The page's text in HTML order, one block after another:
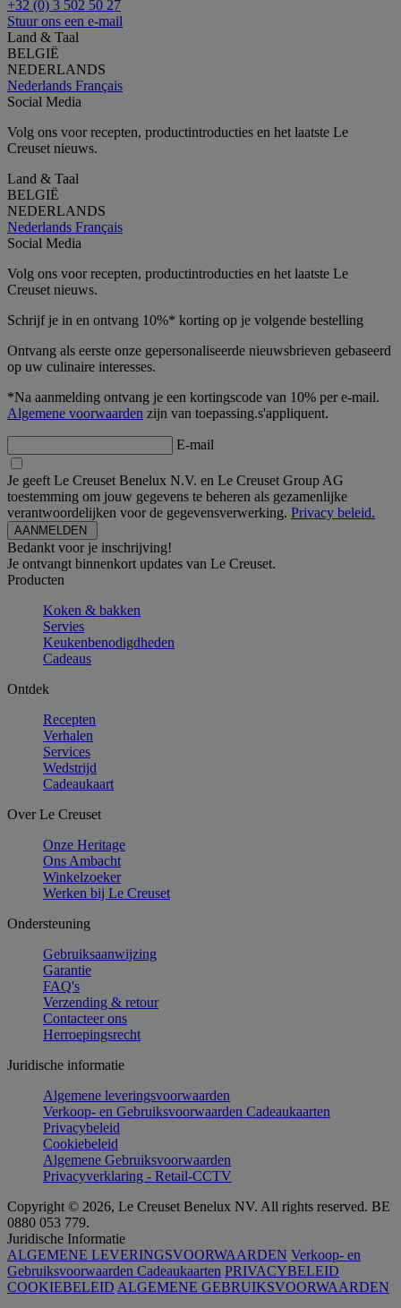
+32 (0) 3 502 50 27
Stuur ons een e-mail
Land & Taal
BELGIË
NEDERLANDS
Nederlands Français
Social Media
Volg ons voor recepten, productintroducties en het laatste Le
Creuset nieuws.
Land & Taal
BELGIË
NEDERLANDS
Nederlands Français
Social Media
Volg ons voor recepten, productintroducties en het laatste Le
Creuset nieuws.
Schrijf je in en ontvang 10%* korting op je volgende bestelling
Ontvang als eerste onze gepersonaliseerde nieuwsbrieven gebaseerd
op uw culinaire interesses.
*Na aanmelding ontvang je een kortingscode van 10% per e-mail.
Algemene voorwaarden zijn van toepassing.s'appliquent.
E-mail
Je geeft Le Creuset Benelux N.V. en Le Creuset Group AG
toestemming om jouw gegevens te beheren als gezamenlijke
verantwoordelijken voor de gegevensverwerking. Privacy beleid.
Bedankt voor je inschrijving!
Je ontvangt binnenkort updates van Le Creuset.
Producten
Koken & bakken
Servies
Keukenbenodigdheden
Cadeaus
Ontdek
Recepten
Verhalen
Services
Wedstrijd
Cadeaukaart
Over Le Creuset
Onze Heritage
Ons Ambacht
Winkelzoeker
Werken bij Le Creuset
Ondersteuning
Gebruiksaanwijzing
Garantie
FAQ's
Verzending & retour
Contacteer ons
Herroepingsrecht
Juridische informatie
Algemene leveringsvoorwaarden
Verkoop- en Gebruiksvoorwaarden Cadeaukaarten
Privacybeleid
Cookiebeleid
Algemene Gebruiksvoorwaarden
Privacyverklaring - Retail-CCTV
Copyright © 2026, Le Creuset Benelux NV. All rights reserved. BE
0880 053 779.
Juridische Informatie
ALGEMENE LEVERINGSVOORWAARDEN Verkoop- en
Gebruiksvoorwaarden Cadeaukaarten PRIVACYBELEID
COOKIEBELEID ALGEMENE GEBRUIKSVOORWAARDEN